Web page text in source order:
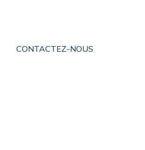
CONTACTEZ-NOUS